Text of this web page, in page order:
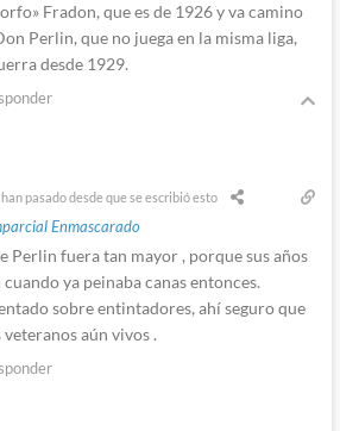
Fradon, que es de 1926 y va camino
Perlin, que no juega en la misma liga,
desde 1929.
pasado desde que se escribió esto
Enmascarado
Perlin fuera tan mayor , porque sus años
ya peinaba canas entonces.
sobre entintadores, ahí seguro que
aún vivos .